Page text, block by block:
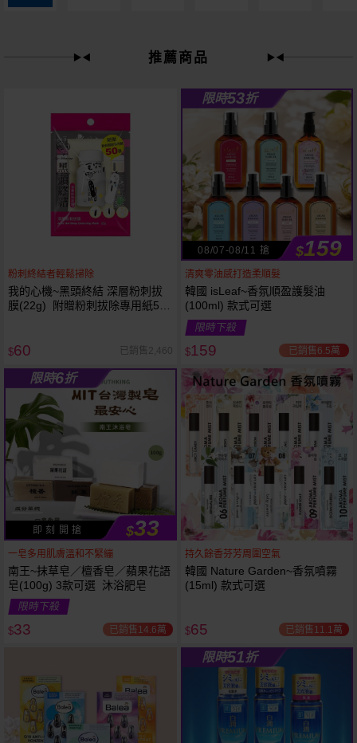
限時
立刻送
推薦商品
粉刺終結者輕鬆掃除
我的心機~黑頭終結 深層粉刺拔
膜(22g) 附贈粉刺拔除專用紙50
$60 已銷售2,460
限時53折
08/07-08/11 搶 $159
清爽零油感打造柔順髮
韓國 isLeaf~香氛順盈護髮油
(100ml) 款式可選
限時下殺
$159 已銷售6.5萬
限時6折
即 刻 開 搶 $33
一皂多用肌膚溫和不緊繃
南王~抹草皂／檀香皂／蘋果花語
皂(100g) 3款可選 沐浴肥皂
限時下殺
$33 已銷售14.6萬
持久餘香芬芳周圍空氣
韓國 Nature Garden~香氛噴霧
(15ml) 款式可選
$65 已銷售11.1萬
限時51折